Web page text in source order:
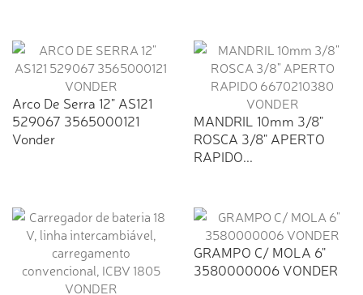
Arco De Serra 12" AS121
529067 3565000121
Vonder
MANDRIL 10mm 3/8"
ROSCA 3/8" APERTO
RAPIDO...
GRAMPO C/ MOLA 6"
3580000006 VONDER